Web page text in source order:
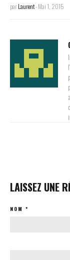
parLaurent-Mai 1, 2015
LAISSEZ UNE
NOM *